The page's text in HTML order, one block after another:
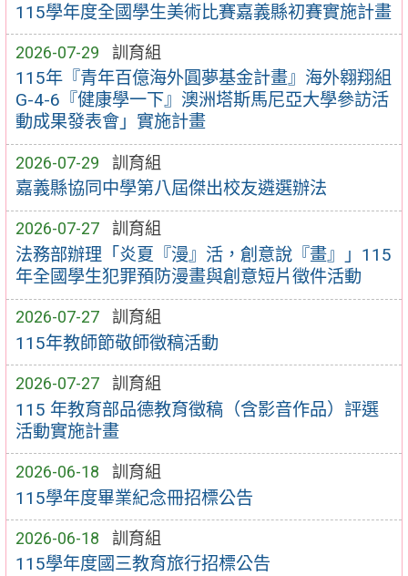
115學年度全國學生美術比賽嘉義縣初賽實施計畫
2026-07-29 訓育組
115年『青年百億海外圓夢基金計畫』海外翱翔組
G-4-6『健康學一下』澳洲塔斯馬尼亞大學參訪活
動成果發表會」實施計畫
2026-07-29 訓育組
嘉義縣協同中學第八屆傑出校友遴選辦法
2026-07-27 訓育組
法務部辦理「炎夏『漫』活，創意說『畫』」115
年全國學生犯罪預防漫畫與創意短片徵件活動
2026-07-27 訓育組
115年教師節敬師徵稿活動
2026-07-27 訓育組
115 年教育部品德教育徵稿（含影音作品）評選
活動實施計畫
2026-06-18 訓育組
115學年度畢業紀念冊招標公告
2026-06-18 訓育組
115學年度國三教育旅行招標公告